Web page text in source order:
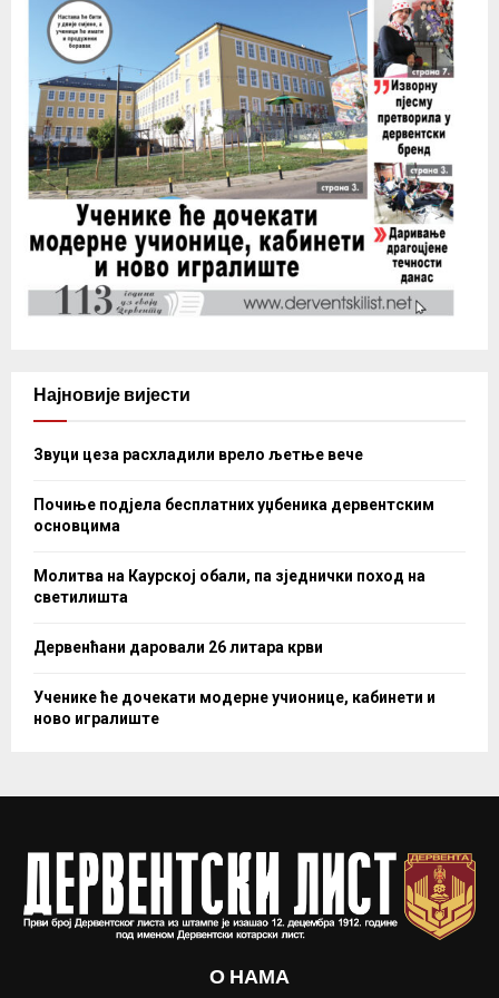
Најновије вијести
Звуци цеза расхладили врело љетње вече
Почиње подјела бесплатних уџбеника дервентским
основцима
Молитва на Каурској обали, па зједнички поход на
светилишта
Дервенћани даровали 26 литара крви
Ученике ће дочекати модерне учионице, кабинети и
ново игралиште
О НАМА